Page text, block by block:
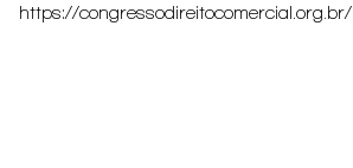
https://congressodireitocomercial.org.br/